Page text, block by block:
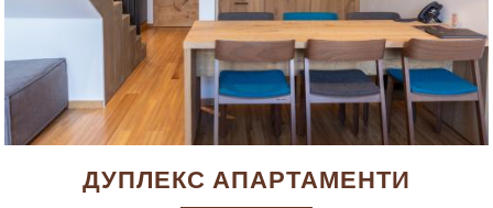
ДУПЛЕКС АПАРТАМЕНТИ